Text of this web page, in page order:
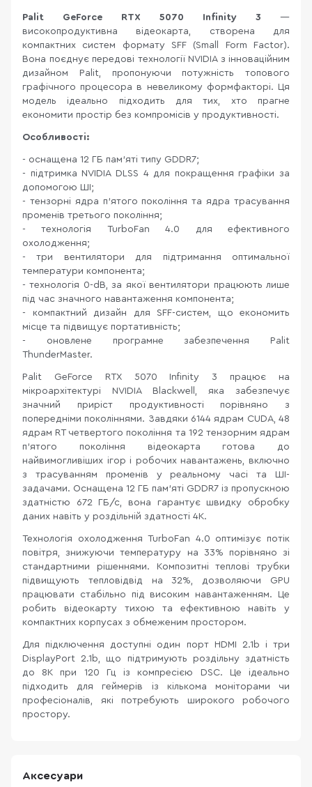
Palit GeForce RTX 5070 Infinity 3 —
високопродуктивна відеокарта, створена для
компактних систем формату SFF (Small Form Factor).
Вона поєднує передові технології NVIDIA з інноваційним
дизайном Palit, пропонуючи потужність топового
графічного процесора в невеликому формфакторі. Ця
модель ідеально підходить для тих, хто прагне
економити простір без компромісів у продуктивності.
Особливості:
- оснащена 12 ГБ пам'яті типу GDDR7;
- підтримка NVIDIA DLSS 4 для покращення графіки за
допомогою ШІ;
- тензорні ядра п'ятого покоління та ядра трасування
променів третього покоління;
- технологія TurboFan 4.0 для ефективного
охолодження;
- три вентилятори для підтримання оптимальної
температури компонента;
- технологія 0-dB, за якої вентилятори працюють лише
під час значного навантаження компонента;
- компактний дизайн для SFF-систем, що економить
місце та підвищує портативність;
- оновлене програмне забезпечення Palit
ThunderMaster.
Palit GeForce RTX 5070 Infinity 3 працює на
мікроархітектурі NVIDIA Blackwell, яка забезпечує
значний приріст продуктивності порівняно з
попередніми поколіннями. Завдяки 6144 ядрам CUDA, 48
ядрам RT четвертого покоління та 192 тензорним ядрам
п’ятого покоління відеокарта готова до
найвимогливіших ігор і робочих навантажень, включно
з трасуванням променів у реальному часі та ШІ-
задачами. Оснащена 12 ГБ пам’яті GDDR7 із пропускною
здатністю 672 ГБ/с, вона гарантує швидку обробку
даних навіть у роздільній здатності 4K.
Технологія охолодження TurboFan 4.0 оптимізує потік
повітря, знижуючи температуру на 33% порівняно зі
стандартними рішеннями. Композитні теплові трубки
підвищують тепловідвід на 32%, дозволяючи GPU
працювати стабільно під високим навантаженням. Це
робить відеокарту тихою та ефективною навіть у
компактних корпусах з обмеженим простором.
Для підключення доступні один порт HDMI 2.1b і три
DisplayPort 2.1b, що підтримують роздільну здатність
до 8K при 120 Гц із компресією DSC. Це ідеально
підходить для геймерів із кількома моніторами чи
професіоналів, які потребують широкого робочого
простору.
Аксесуари